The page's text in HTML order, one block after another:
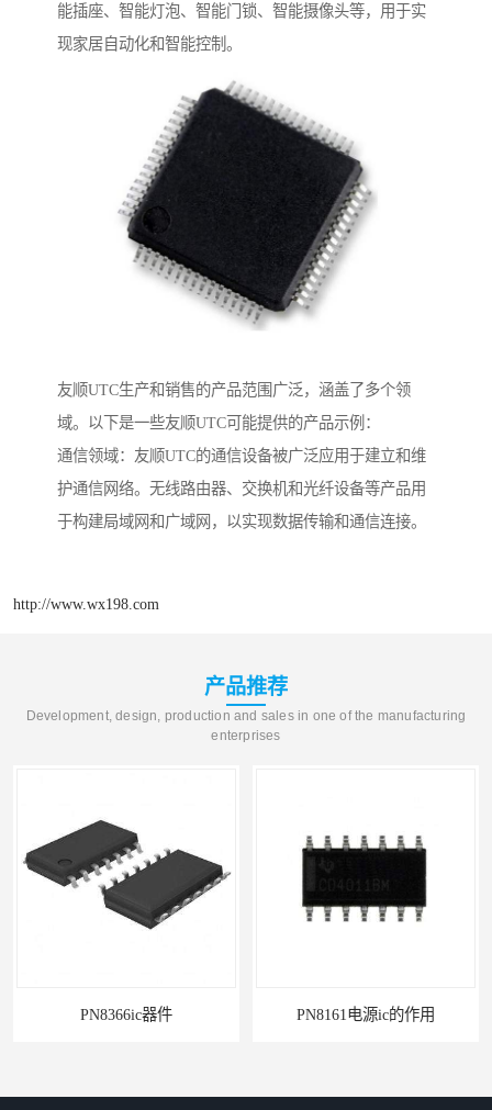
能插座、智能灯泡、智能门锁、智能摄像头等，用于实
现家居自动化和智能控制。
友顺UTC生产和销售的产品范围广泛，涵盖了多个领
域。以下是一些友顺UTC可能提供的产品示例：
通信领域：友顺UTC的通信设备被广泛应用于建立和维
护通信网络。无线路由器、交换机和光纤设备等产品用
于构建局域网和广域网，以实现数据传输和通信连接。
http://www.wx198.com
产品推荐
Development, design, production and sales in one of the manufacturing
enterprises
PN8366ic器件 PN8161电源ic的作用